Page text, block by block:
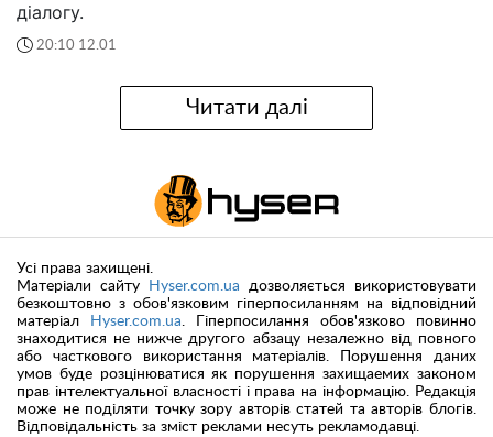
діалогу.
20:10 12.01
Читати далі
Усі права захищені.
Матеріали сайту
Hyser.com.ua дозволяється використовувати
безкоштовно з обов'язковим гіперпосиланням на відповідний
матеріал
Hyser.com.ua. Гіперпосилання обов'язково повинно
знаходитися не нижче другого абзацу незалежно від повного
або часткового використання матеріалів. Порушення даних
умов буде розцінюватися як порушення захищаемих законом
прав інтелектуальної власності і права на інформацію. Редакція
може не поділяти точку зору авторів статей та авторів блогів.
Відповідальність за зміст реклами несуть рекламодавці.